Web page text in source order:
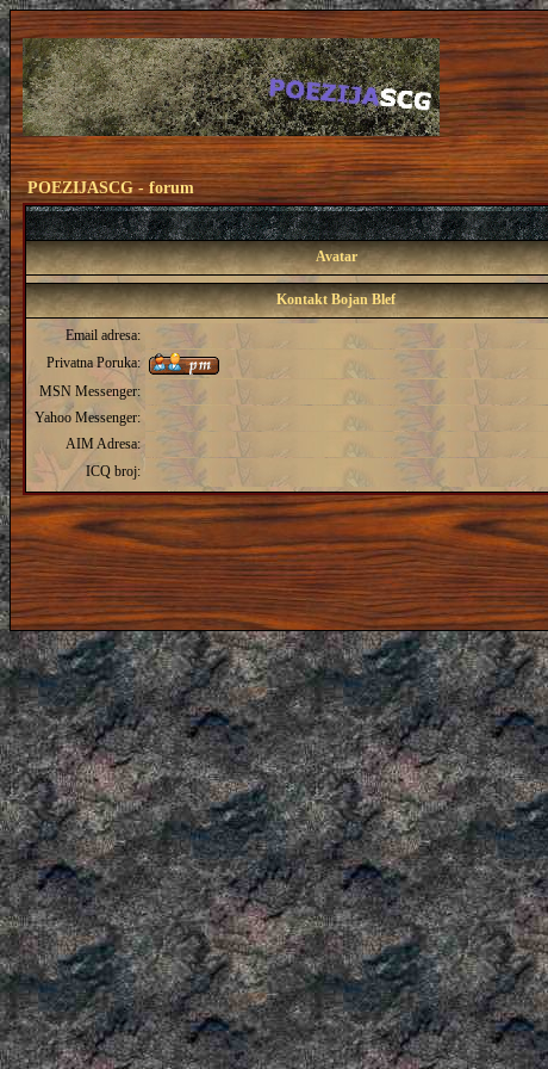
POEZIJASCG - forum
Avatar
Kontakt Bojan Blef
Email adresa:
Privatna Poruka:
MSN Messenger:
Yahoo Messenger:
AIM Adresa:
ICQ broj: